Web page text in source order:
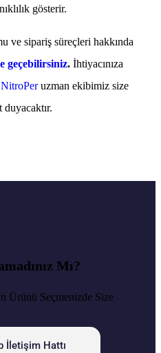
gösterir.
ve sipariş süreçleri hakkında
geçebilirsiniz. İhtiyacınıza
NitroPeruzman ekibimiz size
duyacaktır.
Mı?
Ürünü Seçmenizde Size
İletişim Hattı